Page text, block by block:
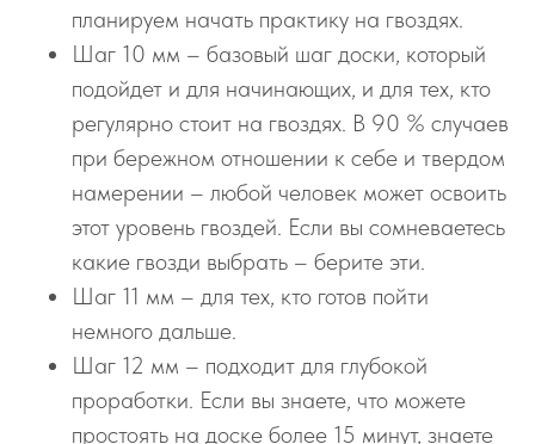
планируем начать практику на гвоздях.
Шаг 10 мм – базовый шаг доски, который
подойдет и для начинающих, и для тех, кто
регулярно стоит на гвоздях. В 90 % случаев
при бережном отношении к себе и твердом
намерении – любой человек может освоить
этот уровень гвоздей. Если вы сомневаетесь
какие гвозди выбрать – берите эти.
Шаг 11 мм – для тех, кто готов пойти
немного дальше.
Шаг 12 мм – подходит для глубокой
проработки. Если вы знаете, что можете
простоять на доске более 15 минут, знаете